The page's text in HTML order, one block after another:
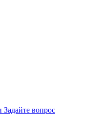
Задайте вопрос